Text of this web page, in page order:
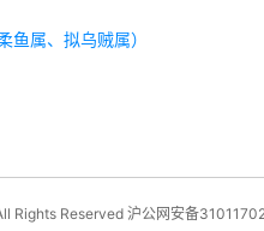
属、拟乌贼属）
Rights Reserved 沪公网安备